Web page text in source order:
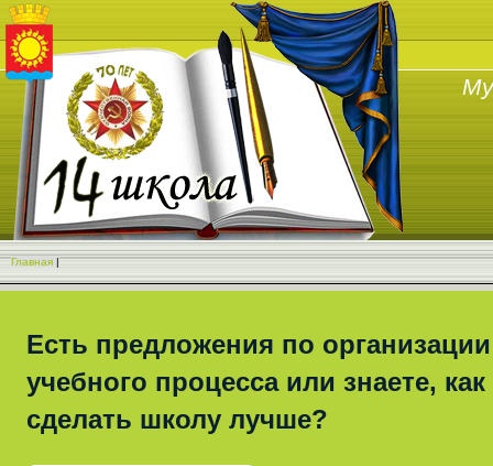
Главная |
Есть предложения по организации
учебного процесса или знаете, как
сделать школу лучше?